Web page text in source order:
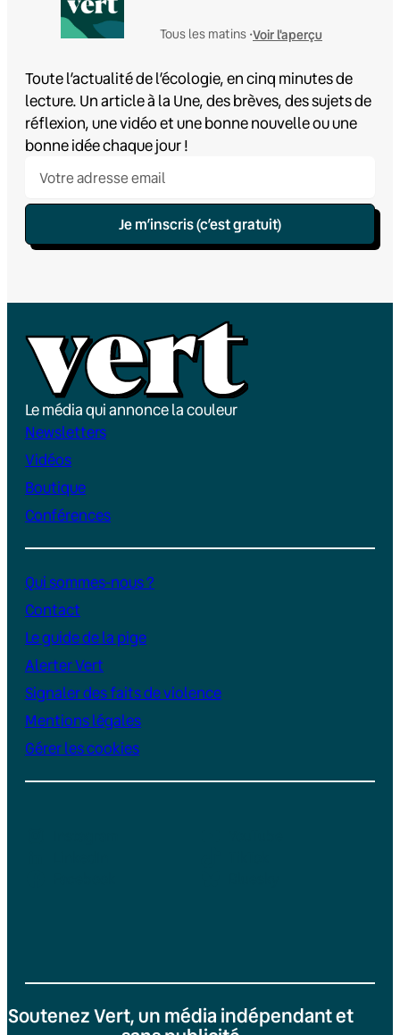
Tous les matins •Voir l'aperçu
Toute l’actualité de l’écologie, en cinq minutes de
lecture. Un article à la Une, des brèves, des sujets de
réflexion, une vidéo et une bonne nouvelle ou une
bonne idée chaque jour !
Je m’inscris (c’est gratuit)
Le média qui annonce la couleur
Newsletters
Vidéos
Boutique
Conférences
Qui sommes-nous ?
Contact
Le guide de la pige
Alerter Vert
Signaler des faits de violence
Mentions légales
Gérer les cookies
Soutenez Vert, un média indépendant et